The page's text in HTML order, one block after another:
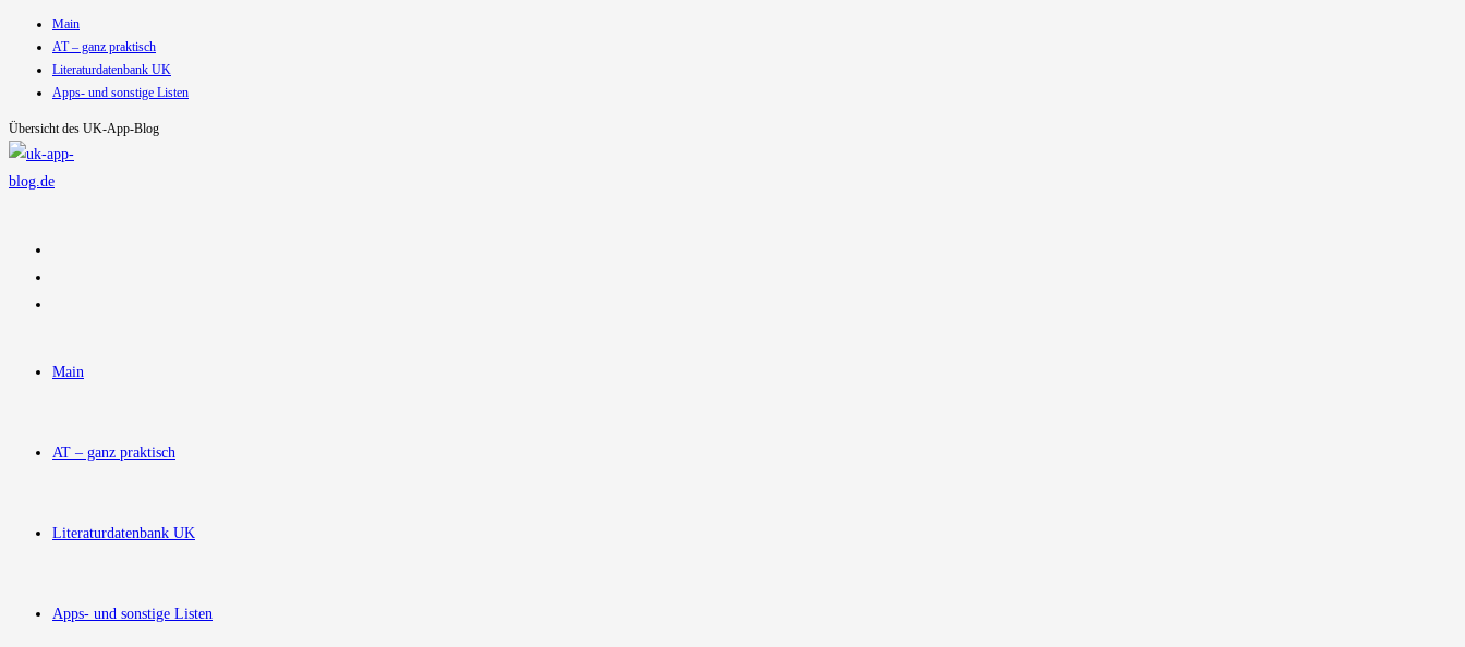
Inhalt
springen
Main
AT – ganz praktisch
Literaturdatenbank UK
Apps- und sonstige Listen
Übersicht des UK-App-Blog
Main
AT – ganz praktisch
Literaturdatenbank UK
Apps- und sonstige Listen